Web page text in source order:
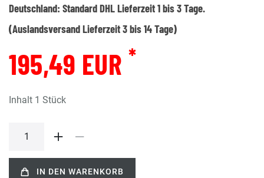
Deutschland: Standard DHL Lieferzeit 1 bis 3 Tage.
(Auslandsversand Lieferzeit 3 bis 14 Tage)
195,49 EUR *
Inhalt 1 Stück
IN DEN WARENKORB